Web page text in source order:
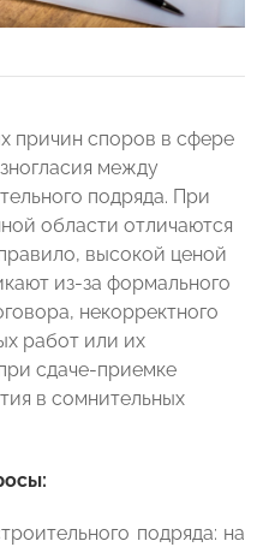
причин споров в сфере
между
подряда. При
области отличаются
высокой ценой
из-за формального
некорректного
работ или их
сдаче-приемке
в сомнительных
подряда: на